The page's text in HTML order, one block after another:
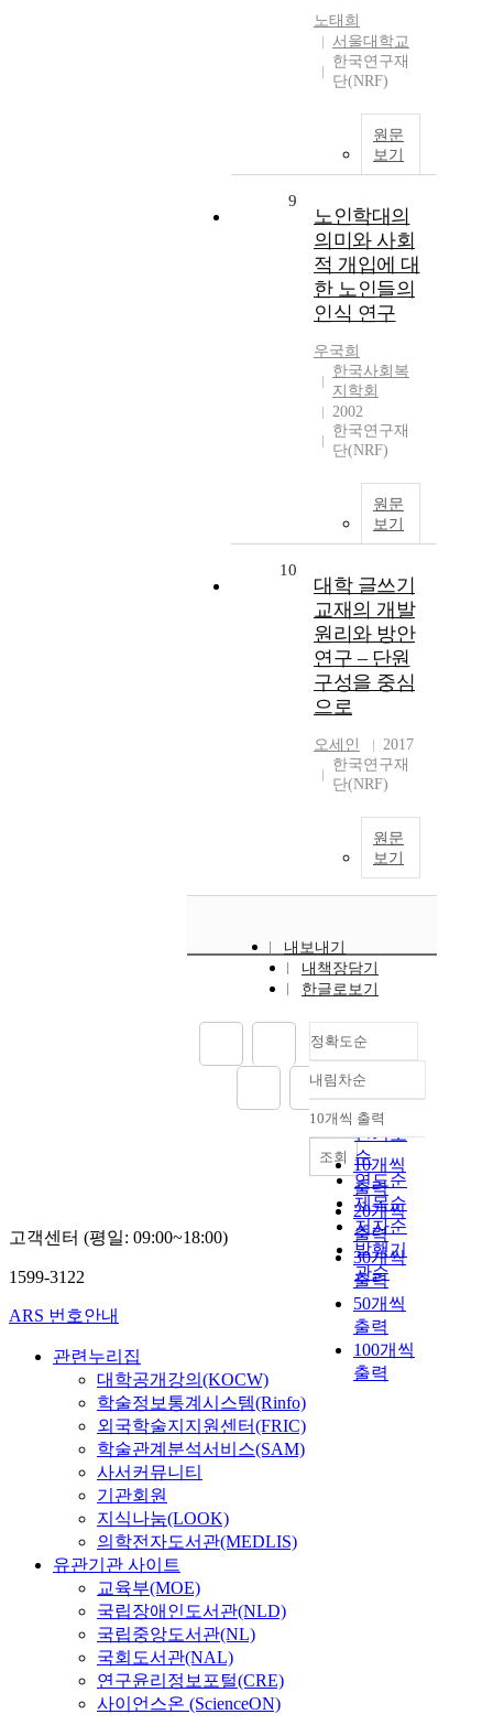
노태희
서울대학교
한국연구재
단(NRF)
원문
보기
9
노인학대의
의미와 사회
적 개입에 대
한 노인들의
인식 연구
우국희
한국사회복
지학회
2002
한국연구재
단(NRF)
원문
보기
10
대학 글쓰기
교재의 개발
원리와 방안
연구 – 단원
구성을 중심
으로
오세인
2017
한국연구재
단(NRF)
원문
보기
내보내기
내책장담기
한글로보기
정확도순
정확도
순
인기도
순
연도순
제목순
저자순
발행기
관순
내림차순
내림차순
10개씩 출력
10개씩
출력
20개씩
출력
30개씩
출력
50개씩
출력
100개씩
출력
조회
고객센터 (평일: 09:00~18:00)
1599-3122
ARS 번호안내
관련누리집
대학공개강의(KOCW)
학술정보통계시스템(Rinfo)
외국학술지지원센터(FRIC)
학술관계분석서비스(SAM)
사서커뮤니티
기관회원
지식나눔(LOOK)
의학전자도서관(MEDLIS)
유관기관 사이트
교육부(MOE)
국립장애인도서관(NLD)
국립중앙도서관(NL)
국회도서관(NAL)
연구윤리정보포털(CRE)
사이언스온 (ScienceON)